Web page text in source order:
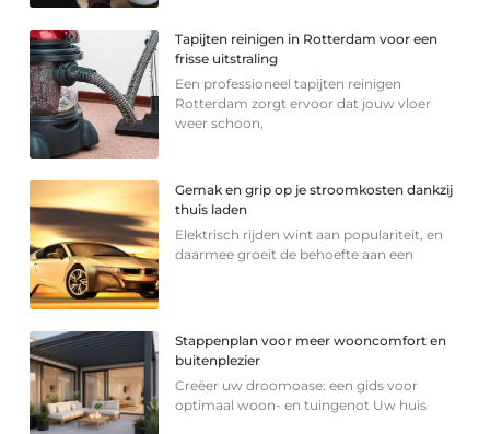
Tapijten reinigen in Rotterdam voor een
frisse uitstraling
Een professioneel tapijten reinigen
Rotterdam zorgt ervoor dat jouw vloer
weer schoon,
Gemak en grip op je stroomkosten dankzij
thuis laden
Elektrisch rijden wint aan populariteit, en
daarmee groeit de behoefte aan een
Stappenplan voor meer wooncomfort en
buitenplezier
Creëer uw droomoase: een gids voor
optimaal woon- en tuingenot Uw huis